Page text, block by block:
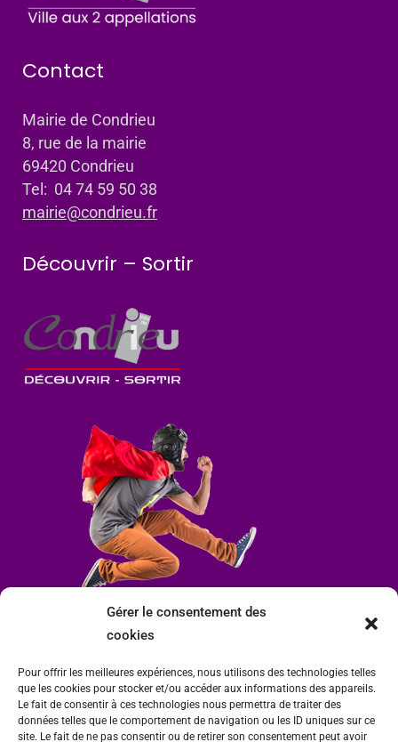
Gérer le consentement des
cookies
Pour offrir les meilleures expériences, nous utilisons des technologies telles
que les cookies pour stocker et/ou accéder aux informations des appareils.
Le fait de consentir à ces technologies nous permettra de traiter des
données telles que le comportement de navigation ou les ID uniques sur ce
site. Le fait de ne pas consentir ou de retirer son consentement peut avoir
Contact
Mairie de Condrieu
8, rue de la mairie
69420 Condrieu
Tel: 04 74 59 50 38
mairie@condrieu.fr
Découvrir – Sortir